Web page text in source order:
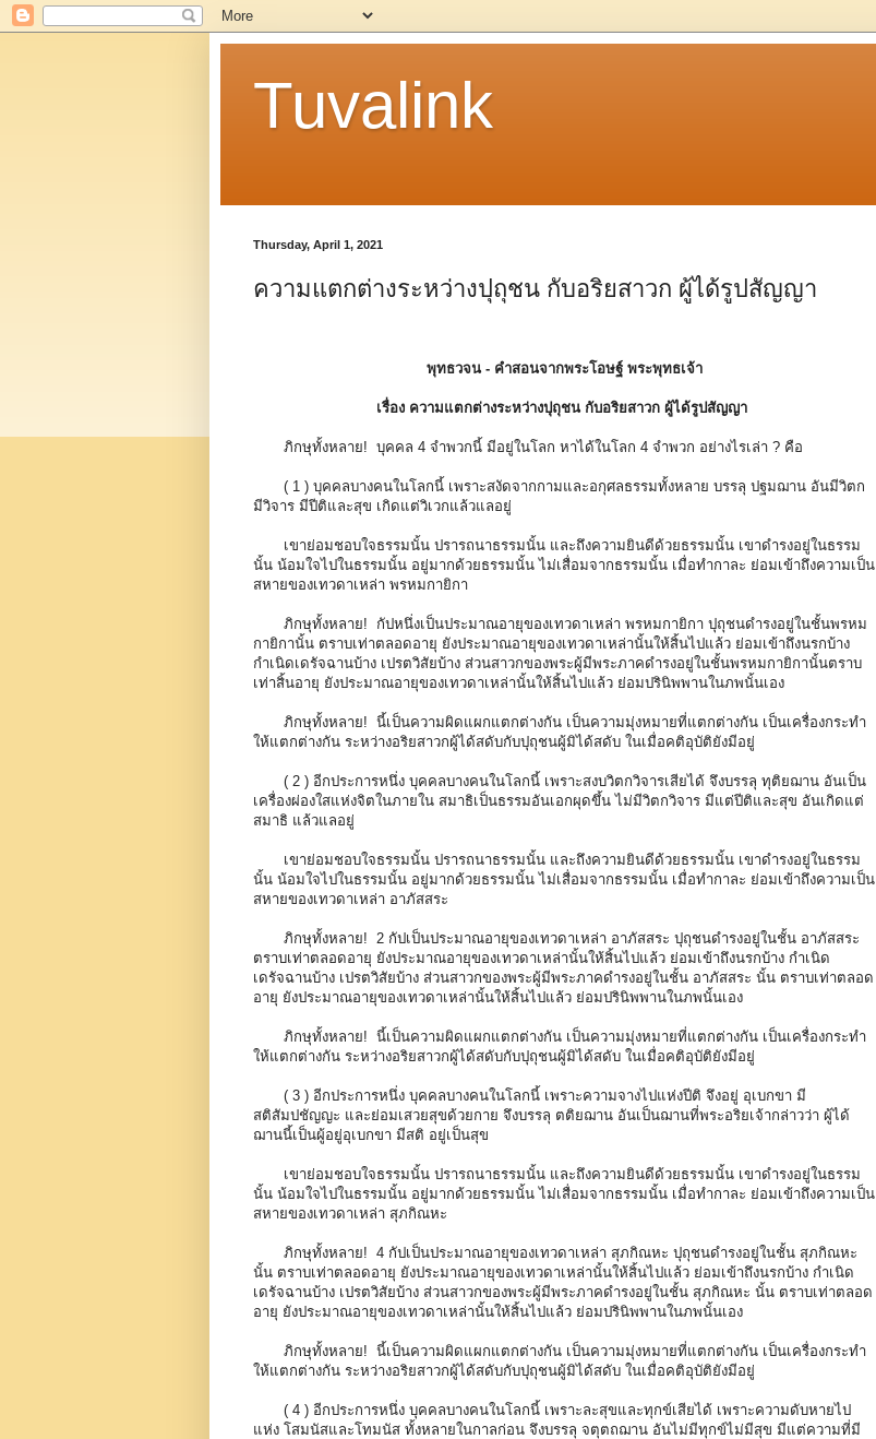
Tuvalink
Thursday, April 1, 2021
ความแตกต่างระหว่างปุถุชน กับอริยสาวก ผู้ได้รูปสัญญา
พุทธวจน - คําสอนจากพระโอษฐ์ พระพุทธเจ้า
เรื่อง ความแตกต่างระหว่างปุถุชน กับอริยสาวก ผู้ได้รูปสัญญา
ภิกษุทั้งหลาย! บุคคล 4 จำพวกนี้ มีอยู่ในโลก หาได้ในโลก 4 จำพวก อย่างไรเล่า ? คือ
( 1 ) บุคคลบางคนในโลกนี้ เพราะสงัดจากกามและอกุศลธรรมทั้งหลาย บรรลุ ปฐมฌาน อันมีวิตก
มีวิจาร มีปีติและสุข เกิดแต่วิเวกแล้วแลอยู่
เขาย่อมชอบใจธรรมนั้น ปรารถนาธรรมนั้น และถึงความยินดีด้วยธรรมนั้น เขาดำรงอยู่ในธรรม
นั้น น้อมใจไปในธรรมนั้น อยู่มากด้วยธรรมนั้น ไม่เสื่อมจากธรรมนั้น เมื่อทำกาละ ย่อมเข้าถึงความเป็น
สหายของเทวดาเหล่า พรหมกายิกา
ภิกษุทั้งหลาย! กัปหนึ่งเป็นประมาณอายุของเทวดาเหล่า พรหมกายิกา ปุถุชนดำรงอยู่ในชั้นพรหม
กายิกานั้น ตราบเท่าตลอดอายุ ยังประมาณอายุของเทวดาเหล่านั้นให้สิ้นไปแล้ว ย่อมเข้าถึงนรกบ้าง
กำเนิดเดรัจฉานบ้าง เปรตวิสัยบ้าง ส่วนสาวกของพระผู้มีพระภาคดำรงอยู่ในชั้นพรหมกายิกานั้นตราบ
เท่าสิ้นอายุ ยังประมาณอายุของเทวดาเหล่านั้นให้สิ้นไปแล้ว ย่อมปรินิพพานในภพนั้นเอง
ภิกษุทั้งหลาย! นี้เป็นความผิดแผกแตกต่างกัน เป็นความมุ่งหมายที่แตกต่างกัน เป็นเครื่องกระทำ
ให้แตกต่างกัน ระหว่างอริยสาวกผู้ได้สดับกับปุถุชนผู้มิได้สดับ ในเมื่อคติอุบัติยังมีอยู่
( 2 ) อีกประการหนึ่ง บุคคลบางคนในโลกนี้ เพราะสงบวิตกวิจารเสียได้ จึงบรรลุ ทุติยฌาน อันเป็น
เครื่องผ่องใสแห่งจิตในภายใน สมาธิเป็นธรรมอันเอกผุดขึ้น ไม่มีวิตกวิจาร มีแต่ปีติและสุข อันเกิดแต่
สมาธิ แล้วแลอยู่
เขาย่อมชอบใจธรรมนั้น ปรารถนาธรรมนั้น และถึงความยินดีด้วยธรรมนั้น เขาดำรงอยู่ในธรรม
นั้น น้อมใจไปในธรรมนั้น อยู่มากด้วยธรรมนั้น ไม่เสื่อมจากธรรมนั้น เมื่อทำกาละ ย่อมเข้าถึงความเป็น
สหายของเทวดาเหล่า อาภัสสระ
ภิกษุทั้งหลาย! 2 กัปเป็นประมาณอายุของเทวดาเหล่า อาภัสสระ ปุถุชนดำรงอยู่ในชั้น อาภัสสระ
ตราบเท่าตลอดอายุ ยังประมาณอายุของเทวดาเหล่านั้นให้สิ้นไปแล้ว ย่อมเข้าถึงนรกบ้าง กำเนิด
เดรัจฉานบ้าง เปรตวิสัยบ้าง ส่วนสาวกของพระผู้มีพระภาคดำรงอยู่ในชั้น อาภัสสระ นั้น ตราบเท่าตลอด
อายุ ยังประมาณอายุของเทวดาเหล่านั้นให้สิ้นไปแล้ว ย่อมปรินิพพานในภพนั้นเอง
ภิกษุทั้งหลาย! นี้เป็นความผิดแผกแตกต่างกัน เป็นความมุ่งหมายที่แตกต่างกัน เป็นเครื่องกระทำ
ให้แตกต่างกัน ระหว่างอริยสาวกผู้ได้สดับกับปุถุชนผู้มิได้สดับ ในเมื่อคติอุบัติยังมีอยู่
( 3 ) อีกประการหนึ่ง บุคคลบางคนในโลกนี้ เพราะความจางไปแห่งปีติ จึงอยู่ อุเบกขา มี
สติสัมปชัญญะ และย่อมเสวยสุขด้วยกาย จึงบรรลุ ตติยฌาน อันเป็นฌานที่พระอริยเจ้ากล่าวว่า ผู้ได้
ฌานนี้เป็นผู้อยู่อุเบกขา มีสติ อยู่เป็นสุข
เขาย่อมชอบใจธรรมนั้น ปรารถนาธรรมนั้น และถึงความยินดีด้วยธรรมนั้น เขาดำรงอยู่ในธรรม
นั้น น้อมใจไปในธรรมนั้น อยู่มากด้วยธรรมนั้น ไม่เสื่อมจากธรรมนั้น เมื่อทำกาละ ย่อมเข้าถึงความเป็น
สหายของเทวดาเหล่า สุภกิณหะ
ภิกษุทั้งหลาย! 4 กัปเป็นประมาณอายุของเทวดาเหล่า สุภกิณหะ ปุถุชนดำรงอยู่ในชั้น สุภกิณหะ
นั้น ตราบเท่าตลอดอายุ ยังประมาณอายุของเทวดาเหล่านั้นให้สิ้นไปแล้ว ย่อมเข้าถึงนรกบ้าง กำเนิด
เดรัจฉานบ้าง เปรตวิสัยบ้าง ส่วนสาวกของพระผู้มีพระภาคดำรงอยู่ในชั้น สุภกิณหะ นั้น ตราบเท่าตลอด
อายุ ยังประมาณอายุของเทวดาเหล่านั้นให้สิ้นไปแล้ว ย่อมปรินิพพานในภพนั้นเอง
ภิกษุทั้งหลาย! นี้เป็นความผิดแผกแตกต่างกัน เป็นความมุ่งหมายที่แตกต่างกัน เป็นเครื่องกระทำ
ให้แตกต่างกัน ระหว่างอริยสาวกผู้ได้สดับกับปุถุชนผู้มิได้สดับ ในเมื่อคติอุบัติยังมีอยู่
( 4 ) อีกประการหนึ่ง บุคคลบางคนในโลกนี้ เพราะละสุขและทุกข์เสียได้ เพราะความดับหายไป
แห่ง โสมนัสและโทมนัส ทั้งหลายในกาลก่อน จึงบรรลุ จตุตถฌาน อันไม่มีทุกข์ไม่มีสุข มีแต่ความที่มี